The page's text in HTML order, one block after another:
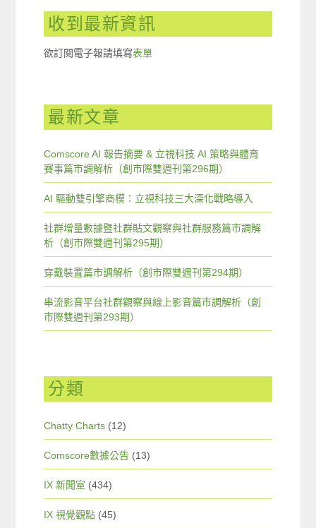
收到最新資訊
欲訂閱電子報請填寫表單
最新文章
Comscore AI 報告摘要 & 立視科技 AI 策略與體育
賽事篇市調解析（創市際雙週刊第296期）
AI 驅動雙引擎商模：立視科技三大深化戰略導入
社群增量數據暨社群貼文觀察與社群服務篇市調解
析（創市際雙週刊第295期）
穿戴裝置篇市調解析（創市際雙週刊第294期）
串流影音平台社群觀察與線上影音篇市調解析（創
市際雙週刊第293期）
分類
Chatty Charts (12)
Comscore數據公告 (13)
IX 新聞室 (434)
IX 視覺觀點 (45)